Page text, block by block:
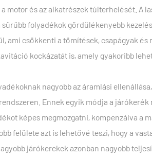
motor és az alkatrészek túlterhelését. A
folyadékok gördülékenyebb
ami csökkenti a tömítések, csapágyak
kockázatát is, amely gyakoribb
nagyobb az áramlási
Ennek egyik módja a
képes megmozgatni, kompenzálva a
felülete azt is lehetővé teszi, hogy a
járókerekek azonban nagyobb